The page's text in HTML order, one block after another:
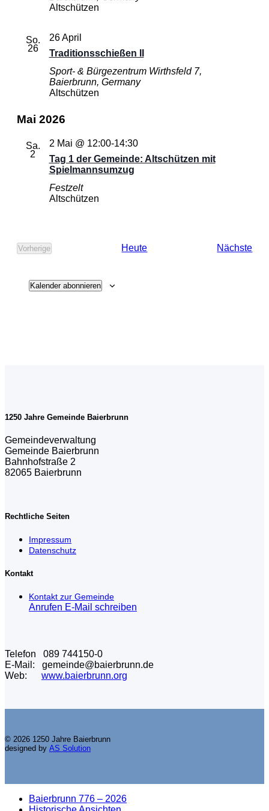
Altschützen
So.
26
Traditionsschießen II
26 April
Sport- & Bürgezentrum Wirthsfeld 7,
Baierbrunn, Germany
Altschützen
Mai 2026
Sa.
2
Tag 1 der Gemeinde: Altschützen mit
Spielmannsumzug
2 Mai @ 12:00-14:30
Festzelt
Altschützen
Vorherige
Veranstaltungen
Heute Nächste
Kalender abonnieren
1250 Jahre Gemeinde Baierbrunn
Gemeindeverwaltung
Gemeinde Baierbrunn
Bahnhofstraße 2
82065 Baierbrunn
Rechtliche Seiten
Impressum
Datenschutz
Kontakt
Kontakt zur Gemeinde
Anrufen E-Mail schreiben
Telefon 089 744150-0
E-Mail: gemeinde@baierbrunn.de
Web: www.baierbrunn.org
© 2026 1250 Jahre Baierbrunn
designed by AS Solution
Baierbrunn 776 – 2026